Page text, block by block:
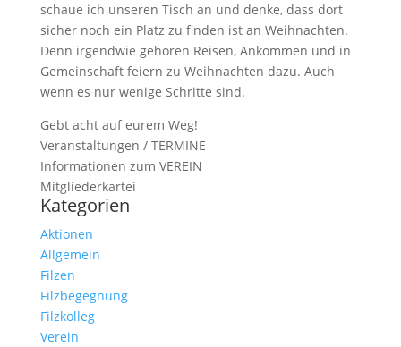
schaue ich unseren Tisch an und denke, dass dort
sicher noch ein Platz zu finden ist an Weihnachten.
Denn irgendwie gehören Reisen, Ankommen und in
Gemeinschaft feiern zu Weihnachten dazu. Auch
wenn es nur wenige Schritte sind.
Gebt acht auf eurem Weg!
Veranstaltungen / TERMINE
Informationen zum VEREIN
Mitgliederkartei
Kategorien
Aktionen
Allgemein
Filzen
Filzbegegnung
Filzkolleg
Verein